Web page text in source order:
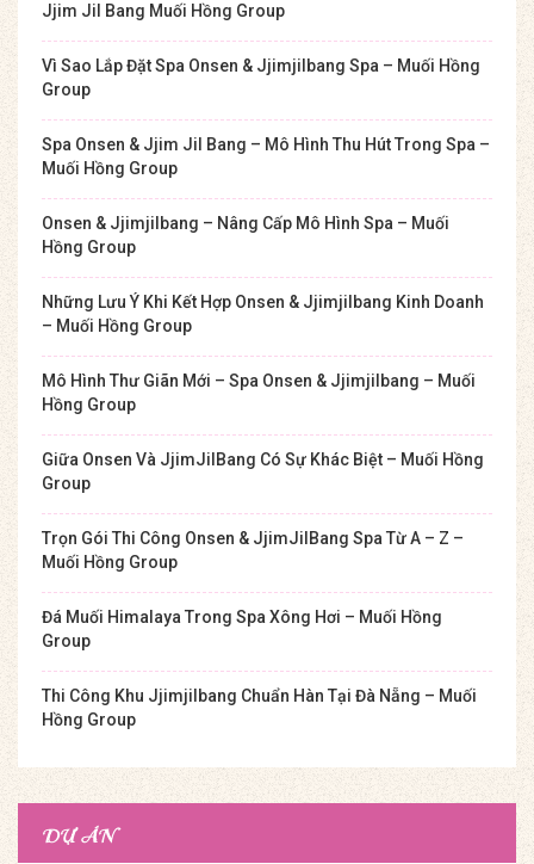
Jjim Jil Bang Muối Hồng Group
Vì Sao Lắp Đặt Spa Onsen & Jjimjilbang Spa – Muối Hồng
Group
Spa Onsen & Jjim Jil Bang – Mô Hình Thu Hút Trong Spa –
Muối Hồng Group
Onsen & Jjimjilbang – Nâng Cấp Mô Hình Spa – Muối
Hồng Group
Những Lưu Ý Khi Kết Hợp Onsen & Jjimjilbang Kinh Doanh
– Muối Hồng Group
Mô Hình Thư Giãn Mới – Spa Onsen & Jjimjilbang – Muối
Hồng Group
Giữa Onsen Và JjimJilBang Có Sự Khác Biệt – Muối Hồng
Group
Trọn Gói Thi Công Onsen & JjimJilBang Spa Từ A – Z –
Muối Hồng Group
Đá Muối Himalaya Trong Spa Xông Hơi – Muối Hồng
Group
Thi Công Khu Jjimjilbang Chuẩn Hàn Tại Đà Nẵng – Muối
Hồng Group
DỰ ÁN